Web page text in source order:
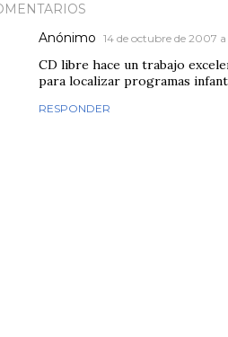
Anónimo 14 de octubre de 2007
CD libre hace un trabajo
para localizar programas
RESPONDER